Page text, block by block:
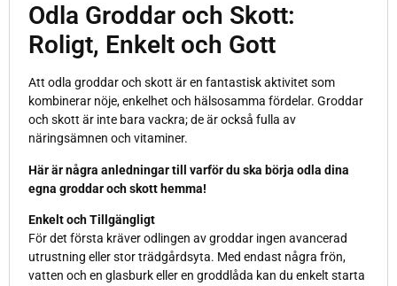
Odla Groddar och Skott:
Roligt, Enkelt och Gott
Att odla groddar och skott är en fantastisk aktivitet som
kombinerar nöje, enkelhet och hälsosamma fördelar. Groddar
och skott är inte bara vackra; de är också fulla av
näringsämnen och vitaminer.
Här är några anledningar till varför du ska börja odla dina
egna groddar och skott hemma!
Enkelt och Tillgängligt
För det första kräver odlingen av groddar ingen avancerad
utrustning eller stor trädgårdsyta. Med endast några frön,
vatten och en glasburk eller en groddlåda kan du enkelt starta